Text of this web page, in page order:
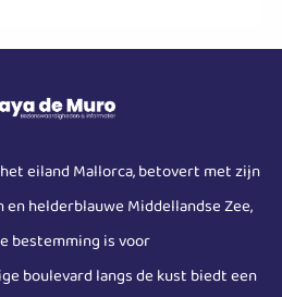
eiland Mallorca, betovert met zijn
helderblauwe Middellandse Zee,
bestemming is voor
boulevard langs de kust biedt een